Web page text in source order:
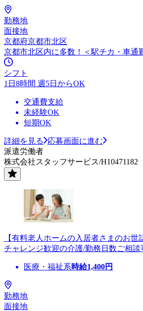
勤務地
面接地
京都府京都市北区
京都市北区内に多数！＜駅チカ・車通
シフト
1日8時間 週5日からOK
交通費支給
未経験OK
短期OK
詳細を見る
応募画面に進む
派遣労働者
株式会社スタッフサービス/H10471182
【有料老人ホームの入居者さまのお世
チャレンジ歓迎の介護/勤務日数ご相
医療・福祉系時給1,400円
勤務地
面接地